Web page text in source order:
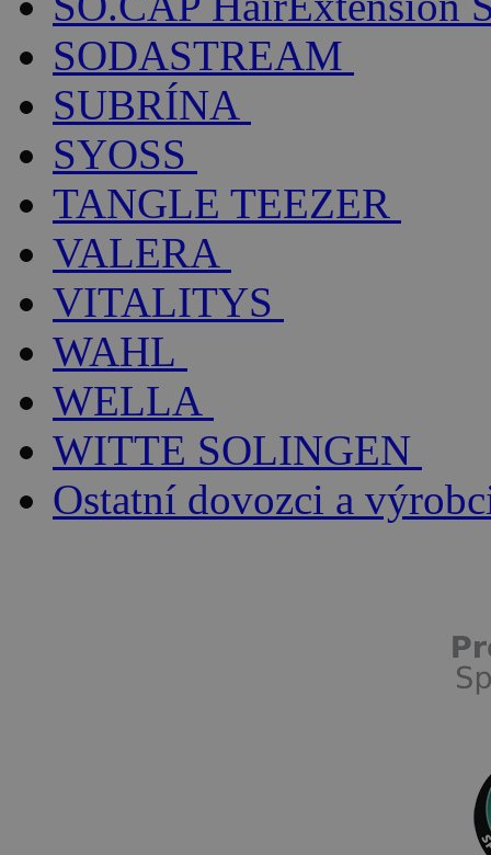
SODASTREAM
SUBRÍNA
SYOSS
TANGLE TEEZER
VALERA
VITALITYS
WAHL
WELLA
WITTE SOLINGEN
Ostatní dovozci a